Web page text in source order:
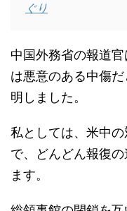
ぐり
中国外務省の報道
は悪意のある中傷
明しました。
私としては、米中
で、どんどん報復
ます。